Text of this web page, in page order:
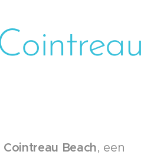
Cointreau Beach, een